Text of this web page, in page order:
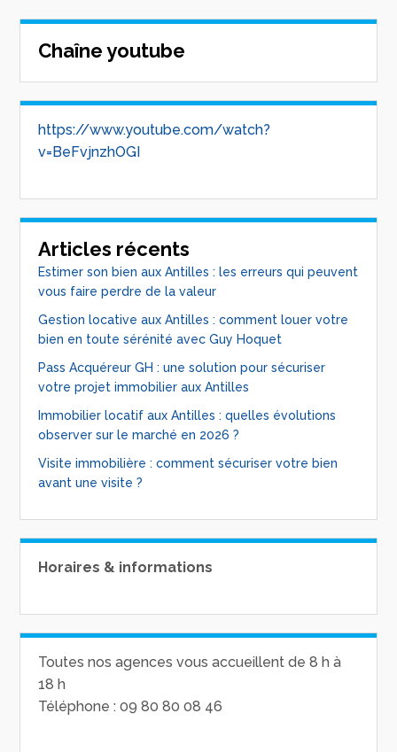
Chaîne youtube
https://www.youtube.com/watch?
v=BeFvjnzhOGI
Articles récents
Estimer son bien aux Antilles : les erreurs qui peuvent
vous faire perdre de la valeur
Gestion locative aux Antilles : comment louer votre
bien en toute sérénité avec Guy Hoquet
Pass Acquéreur GH : une solution pour sécuriser
votre projet immobilier aux Antilles
Immobilier locatif aux Antilles : quelles évolutions
observer sur le marché en 2026 ?
Visite immobilière : comment sécuriser votre bien
avant une visite ?
Horaires & informations
Toutes nos agences vous accueillent de 8 h à
18 h
Téléphone : 09 80 80 08 46